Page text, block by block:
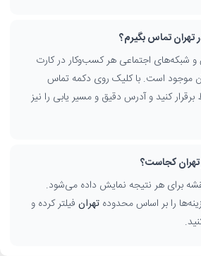
تهران تماس بگیرم؟
و شبکه‌های اجتماعی هر کسب‌وکار در کارت
موجود است. با کلیک روی دکمه تماس
برقرار کنید و آدرس دقیق و مسیر یابی را نیز
کجاست؟
برای هر نتیجه نمایش داده می‌شود.
را بر اساس محدودهتهران فیلتر کرده و